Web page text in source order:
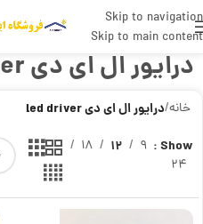
Skip to navigation
Skip to main content
درایور ال ای دی led driver
خانه/درایور ال ای دی led driver
Show
9
12
18
24